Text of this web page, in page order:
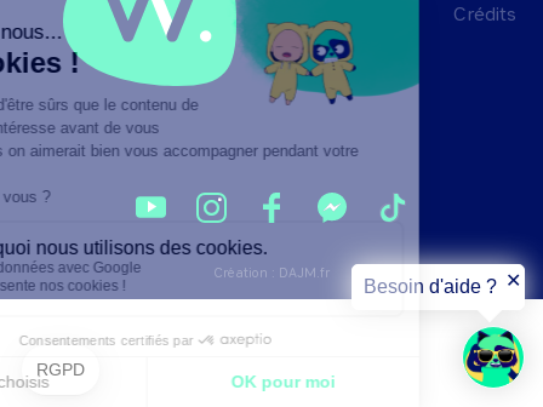
Création : DAJM.fr
Crédits
Besoin d'aide ? ✕